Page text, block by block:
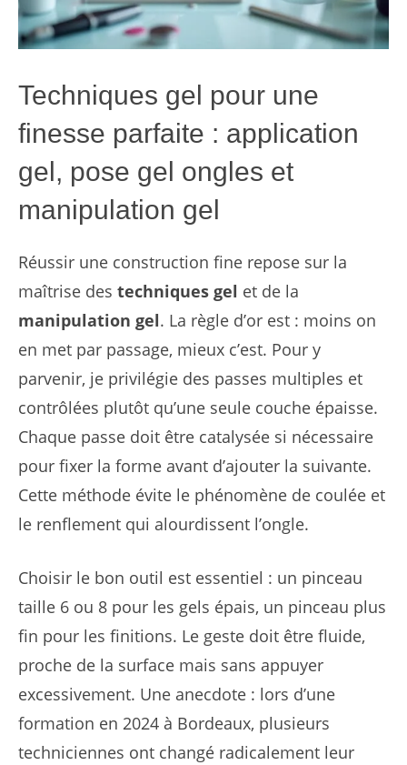
Techniques gel pour une
finesse parfaite : application
gel, pose gel ongles et
manipulation gel
Réussir une construction fine repose sur la
maîtrise des techniques gel et de la
manipulation gel. La règle d’or est : moins on
en met par passage, mieux c’est. Pour y
parvenir, je privilégie des passes multiples et
contrôlées plutôt qu’une seule couche épaisse.
Chaque passe doit être catalysée si nécessaire
pour fixer la forme avant d’ajouter la suivante.
Cette méthode évite le phénomène de coulée et
le renflement qui alourdissent l’ongle.
Choisir le bon outil est essentiel : un pinceau
taille 6 ou 8 pour les gels épais, un pinceau plus
fin pour les finitions. Le geste doit être fluide,
proche de la surface mais sans appuyer
excessivement. Une anecdote : lors d’une
formation en 2024 à Bordeaux, plusieurs
techniciennes ont changé radicalement leur